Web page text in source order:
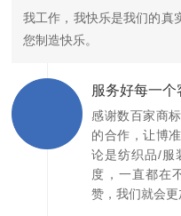
我工作，我快乐是我们的真
您制造快乐。
服务好每一个
感谢数百家商
的合作，让博
论是纺织品/服
度，一直都在
赞，我们就会更